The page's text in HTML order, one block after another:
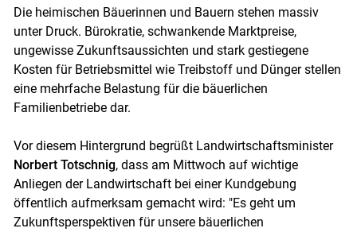
Die heimischen Bäuerinnen und Bauern stehen massiv
unter Druck. Bürokratie, schwankende Marktpreise,
ungewisse Zukunftsaussichten und stark gestiegene
Kosten für Betriebsmittel wie Treibstoff und Dünger stellen
eine mehrfache Belastung für die bäuerlichen
Familienbetriebe dar.
Vor diesem Hintergrund begrüßt Landwirtschaftsminister
Norbert Totschnig, dass am Mittwoch auf wichtige
Anliegen der Landwirtschaft bei einer Kundgebung
öffentlich aufmerksam gemacht wird: "Es geht um
Zukunftsperspektiven für unsere bäuerlichen